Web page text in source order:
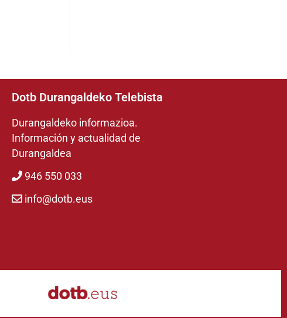
Dotb Durangaldeko Telebista
Durangaldeko informazioa.
Información y actualidad de
Durangaldea
946 550 033
info@dotb.eus